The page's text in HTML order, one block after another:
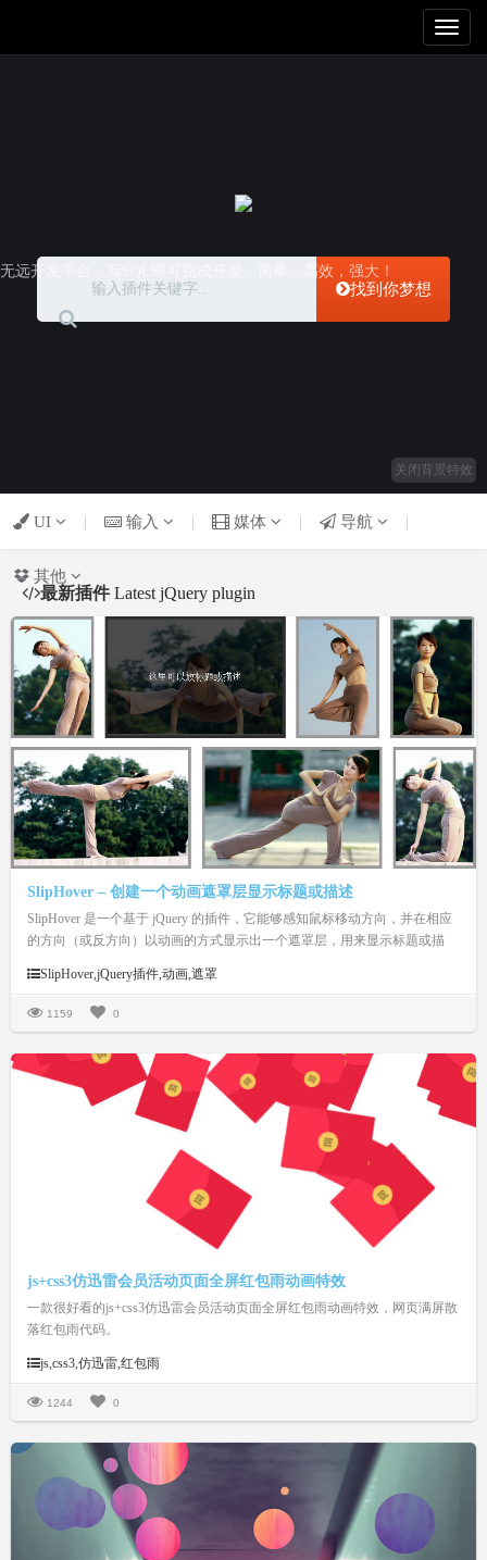
Toggle
无远开发平台，写SQL即可完成开发，简单，高效，强大！
找到你梦想
关闭背景特效
UI | 输入 | 媒体 | 导航 |
其他
最新插件 Latest jQuery plugin
SlipHover – 创建一个动画遮罩层显示标题或描述
SlipHover 是一个基于 jQuery 的插件，它能够感知鼠标移动方向，并在相应
的方向（或反方向）以动画的方式显示出一个遮罩层，用来显示标题或描
高度、动画时间、字体颜色、背景颜色、文字排版等等。合理的搭配，相信
能让你的幻灯片或相册更加的上档次。
SlipHover,jQuery插件,动画,遮罩
1159 0
js+css3仿迅雷会员活动页面全屏红包雨动画特效
一款很好看的js+css3仿迅雷会员活动页面全屏红包雨动画特效，网页满屏散
落红包雨代码。
js,css3,仿迅雷,红包雨
1244 0